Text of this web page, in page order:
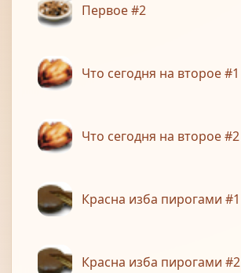
Первое #2
Что сегодня на второе #1
Что сегодня на второе #2
Красна изба пирогами #1
Красна изба пирогами #2